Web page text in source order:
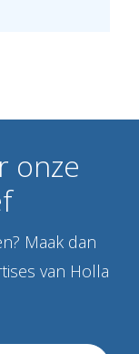
onze
Maak dan
van Holla